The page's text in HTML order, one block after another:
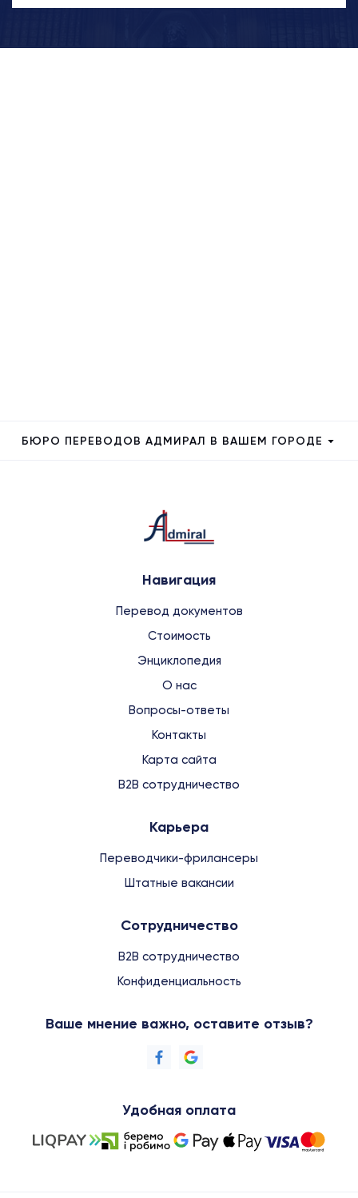
БЮРО ПЕРЕВОДОВ АДМИРАЛ В ВАШЕМ ГОРОДЕ
Навигация
Перевод документов
Стоимость
Энциклопедия
О нас
Вопросы-ответы
Контакты
Карта сайта
B2B сотрудничество
Карьера
Переводчики-фрилансеры
Штатные вакансии
Сотрудничество
B2B сотрудничество
Конфиденциальность
Ваше мнение важно, оставите отзыв?
Удобная оплата